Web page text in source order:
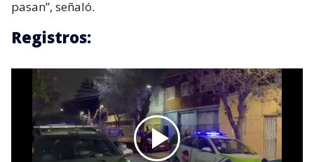
pasan”, señaló.
Registros: